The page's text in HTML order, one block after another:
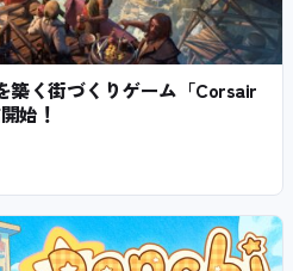
築く街づくりゲーム「Corsair
始！